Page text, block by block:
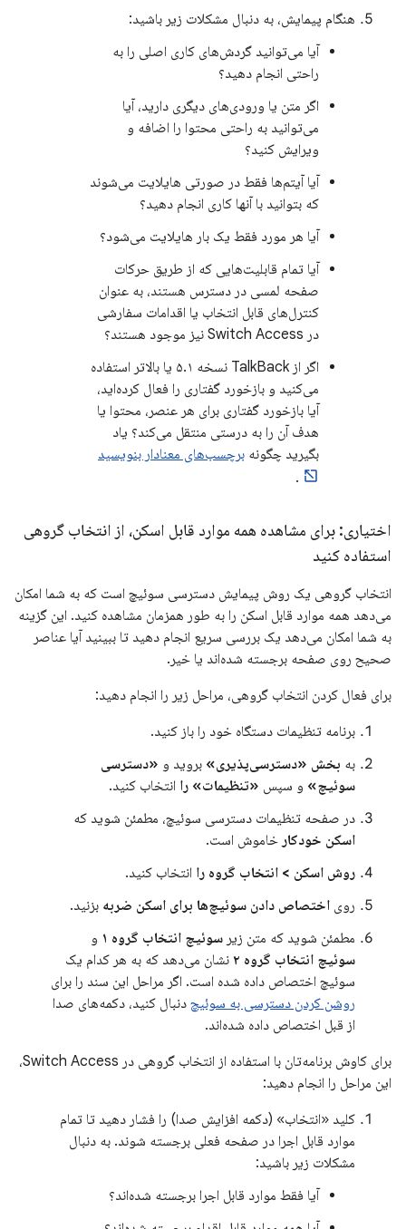
هنگام پیمایش، به دنبال مشکلات زیر باشید:
آیا می‌توانید گردش‌های کاری اصلی را به
راحتی انجام دهید؟
اگر متن یا ورودی‌های دیگری دارید، آیا
می‌توانید به راحتی محتوا را اضافه و
ویرایش کنید؟
آیا آیتم‌ها فقط در صورتی هایلایت می‌شوند
که بتوانید با آنها کاری انجام دهید؟
آیا هر مورد فقط یک بار هایلایت می‌شود؟
آیا تمام قابلیت‌هایی که از طریق حرکات
صفحه لمسی در دسترس هستند، به عنوان
کنترل‌های قابل انتخاب یا اقدامات سفارشی
در Switch Access نیز موجود هستند؟
اگر از TalkBack نسخه ۵.۱ یا بالاتر استفاده
می‌کنید و بازخورد گفتاری را فعال کرده‌اید،
آیا بازخورد گفتاری برای هر عنصر، محتوا یا
هدف آن را به درستی منتقل می‌کند؟ یاد
بگیرید چگونه برچسب‌های معنادار بنویسید
.
اختیاری: برای مشاهده همه موارد قابل اسکن، از انتخاب گروهی
استفاده کنید
انتخاب گروهی یک روش پیمایش دسترسی سوئیچ است که به شما امکان
می‌دهد همه موارد قابل اسکن را به طور همزمان مشاهده کنید. این گزینه
به شما امکان می‌دهد یک بررسی سریع انجام دهید تا ببینید آیا عناصر
صحیح روی صفحه برجسته شده‌اند یا خیر.
برای فعال کردن انتخاب گروهی، مراحل زیر را انجام دهید:
برنامه تنظیمات دستگاه خود را باز کنید.
به بخش «دسترسی‌پذیری» بروید و «دسترسی
سوئیچ» و سپس «تنظیمات» را انتخاب کنید.
در صفحه تنظیمات دسترسی سوئیچ، مطمئن شوید که
اسکن خودکار خاموش است.
روش اسکن > انتخاب گروه را انتخاب کنید.
روی اختصاص دادن سوئیچ‌ها برای اسکن ضربه بزنید.
مطمئن شوید که متن زیر سوئیچ انتخاب گروه ۱
و
سوئیچ انتخاب گروه ۲
نشان می‌دهد که به هر کدام یک
سوئیچ اختصاص داده شده است. اگر مراحل این سند را برای
روشن کردن دسترسی به سوئیچ دنبال کنید، دکمه‌های صدا
از قبل اختصاص داده شده‌اند.
برای کاوش برنامه‌تان با استفاده از انتخاب گروهی در Switch Access،
این مراحل را انجام دهید:
کلید «انتخاب» (دکمه افزایش صدا) را فشار دهید تا تمام
موارد قابل اجرا در صفحه فعلی برجسته شوند. به دنبال
مشکلات زیر باشید:
آیا فقط موارد قابل اجرا برجسته شده‌اند؟